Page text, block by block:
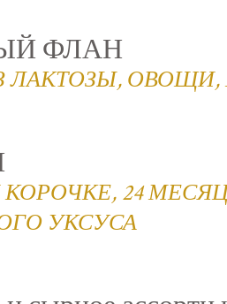
ФЛАН
ЛАКТОЗЫ,
24
УКСУСА